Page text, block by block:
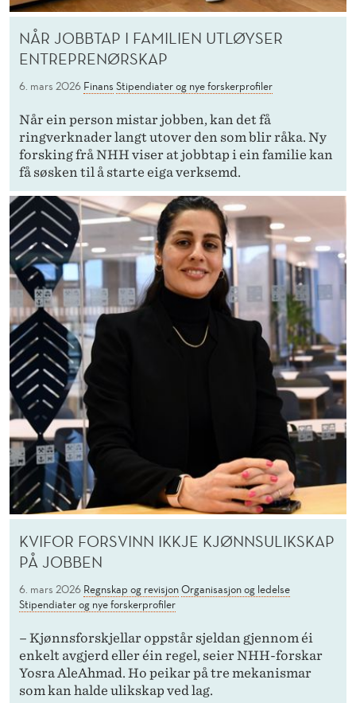
NÅR JOBBTAP I FAMILIEN UTLØYSER
ENTREPRENØRSKAP
6. mars 2026 Finans Stipendiater og nye forskerprofiler
Når ein person mistar jobben, kan det få
ringverknader langt utover den som blir råka. Ny
forsking frå NHH viser at jobbtap i ein familie kan
få søsken til å starte eiga verksemd.
KVIFOR FORSVINN IKKJE KJØNNSULIKSKAP
PÅ JOBBEN
6. mars 2026 Regnskap og revisjonOrganisasjon og ledelse
Stipendiater og nye forskerprofiler
– Kjønnsforskjellar oppstår sjeldan gjennom éi
enkelt avgjerd eller éin regel, seier NHH-forskar
Yosra AleAhmad. Ho peikar på tre mekanismar
som kan halde ulikskap ved lag.